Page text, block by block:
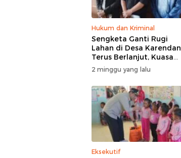
Hukum dan Kriminal
Sengketa Ganti Rugi
Lahan di Desa Karendan
Terus Berlanjut, Kuasa
Hukum Ajukan Kasasi
2 minggu yang lalu
Eksekutif